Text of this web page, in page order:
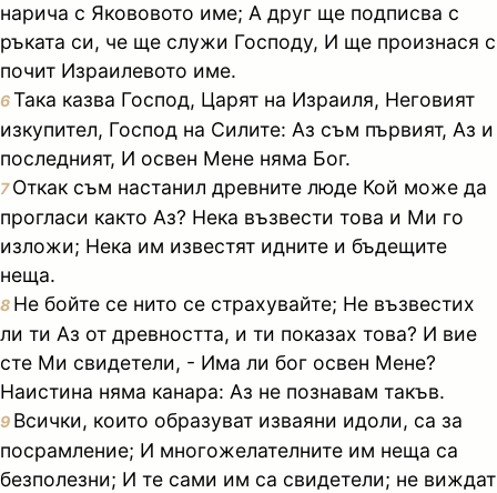
нарича с Якововото име; А друг ще подписва с
ръката си, че ще служи Господу, И ще произнася с
почит Израилевото име.
6Така казва Господ, Царят на Израиля, Неговият
изкупител, Господ на Силите: Аз съм първият, Аз и
последният, И освен Мене няма Бог.
7Откак съм настанил древните люде Кой може да
прогласи както Аз? Нека възвести това и Ми го
изложи; Нека им известят идните и бъдещите
неща.
8 Не бойте се нито се страхувайте; Не възвестих
ли ти Аз от древността, и ти показах това? И вие
сте Ми свидетели, - Има ли бог освен Мене?
Наистина няма канара: Аз не познавам такъв.
9 Всички, които образуват изваяни идоли, са за
посрамление; И многожелателните им неща са
безполезни; И те сами им са свидетели; не виждат